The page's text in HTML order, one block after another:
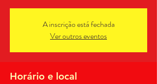
A inscrição está fechada
Ver outros eventos
Horário e local